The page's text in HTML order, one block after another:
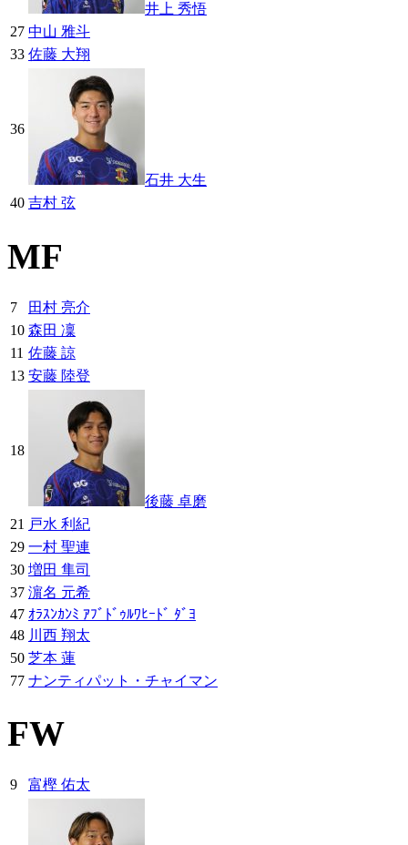
井上 秀悟
27 中山 雅斗
33 佐藤 大翔
36
石井 大生
40 吉村 弦
MF
7
田村 亮介
10 森田 凜
11 佐藤 諒
13 安藤 陸登
18
後藤 卓磨
21 戸水 利紀
29 一村 聖連
30 増田 隼司
37 濵名 元希
47 ｵﾗｽﾝｶﾝﾐ ｱﾌﾞﾄﾞｩﾙﾜﾋｰﾄﾞ ﾀﾞﾖ
48 川西 翔太
50 芝本 蓮
77 ナンティパット・チャイマン
FW
9 富樫 佑太